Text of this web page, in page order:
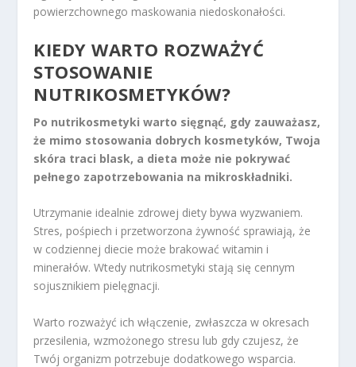
powierzchownego maskowania niedoskonałości.
KIEDY WARTO ROZWAŻYĆ
STOSOWANIE
NUTRIKOSMETYKÓW?
Po nutrikosmetyki warto sięgnąć, gdy zauważasz,
że mimo stosowania dobrych kosmetyków, Twoja
skóra traci blask, a dieta może nie pokrywać
pełnego zapotrzebowania na mikroskładniki.
Utrzymanie idealnie zdrowej diety bywa wyzwaniem.
Stres, pośpiech i przetworzona żywność sprawiają, że
w codziennej diecie może brakować witamin i
minerałów. Wtedy nutrikosmetyki stają się cennym
sojusznikiem pielęgnacji.
Warto rozważyć ich włączenie, zwłaszcza w okresach
przesilenia, wzmożonego stresu lub gdy czujesz, że
Twój organizm potrzebuje dodatkowego wsparcia.